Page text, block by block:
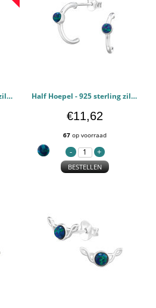
Half Hoepel - 925 sterling zilver Oorstekers Halfedelsteen PCJW49193 Half Hoepel - 925 sterling zilver Oorstekers Halfedelsteen PCJW49192
€11,62
67 op voorraad
BESTELLEN